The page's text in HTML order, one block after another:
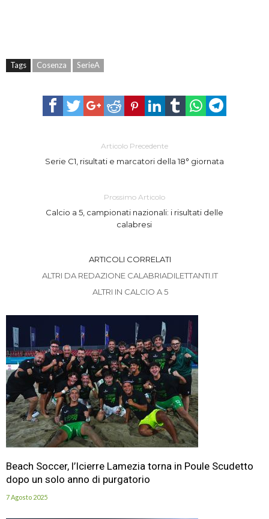
Tags Cosenza SerieA
Articolo Precedente
Serie C1, risultati e marcatori della 18° giornata
Prossimo Articolo
Calcio a 5, campionati nazionali: i risultati delle
calabresi
ARTICOLI CORRELATI
ALTRI DA REDAZIONE CALABRIADILETTANTI.IT
ALTRI IN CALCIO A 5
Beach Soccer, l’Icierre Lamezia torna in Poule Scudetto
dopo un solo anno di purgatorio
7 Agosto 2025